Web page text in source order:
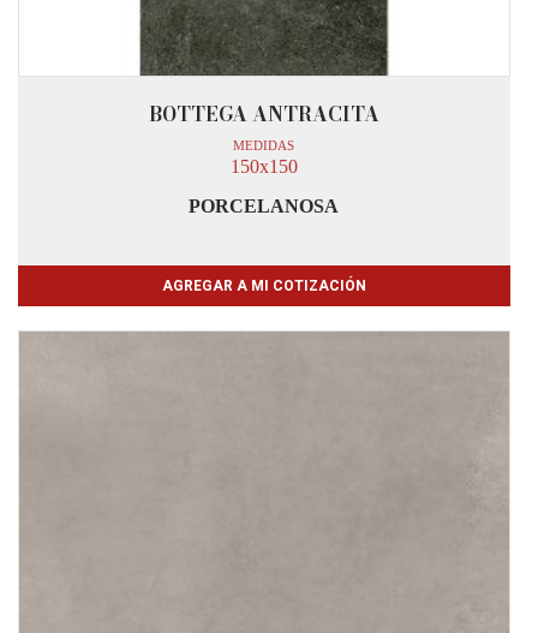
BOTTEGA ANTRACITA
MEDIDAS
150x150
PORCELANOSA
AGREGAR A MI COTIZACIÓN